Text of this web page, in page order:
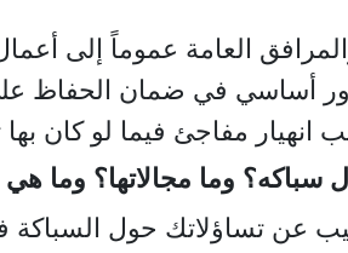
العامة عموماً إلى
أساسي في ضمان الحفاظ
انهيار مفاجئ فيما لو كان
سباكه؟ وما مجالاتها؟ وما هي
عن تساؤلاتك حول السباكة